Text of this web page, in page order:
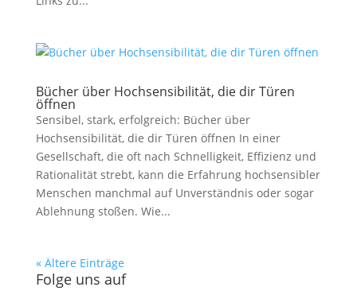
Bücher über Hochsensibilität, die dir Türen
öffnen
Sensibel, stark, erfolgreich: Bücher über
Hochsensibilität, die dir Türen öffnen In einer
Gesellschaft, die oft nach Schnelligkeit, Effizienz und
Rationalität strebt, kann die Erfahrung hochsensibler
Menschen manchmal auf Unverständnis oder sogar
Ablehnung stoßen. Wie...
« Ältere Einträge
Folge uns auf